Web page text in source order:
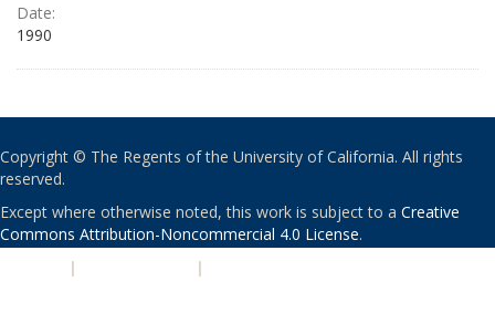
Date:
1990
Copyright © The Regents of the University of California. All rights
reserved.
Except where otherwise noted, this work is subject to a Creative
Commons Attribution-Noncommercial 4.0 License.
| |